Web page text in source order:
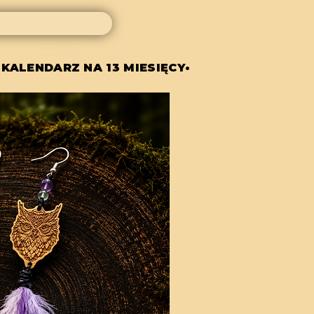
NA 13 MIESIĘCY•
NA 13 MIESIĘCY•